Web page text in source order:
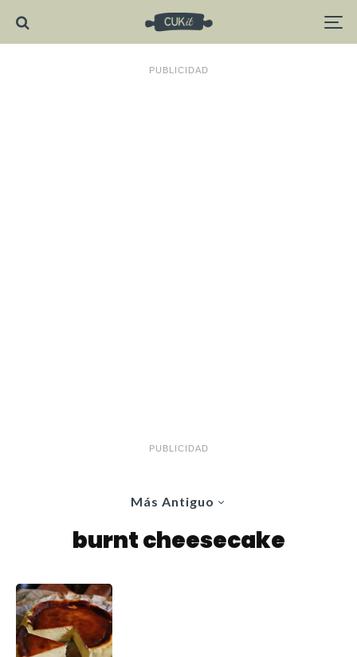
PUBLICIDAD
PUBLICIDAD
Más Antiguo
burnt cheesecake